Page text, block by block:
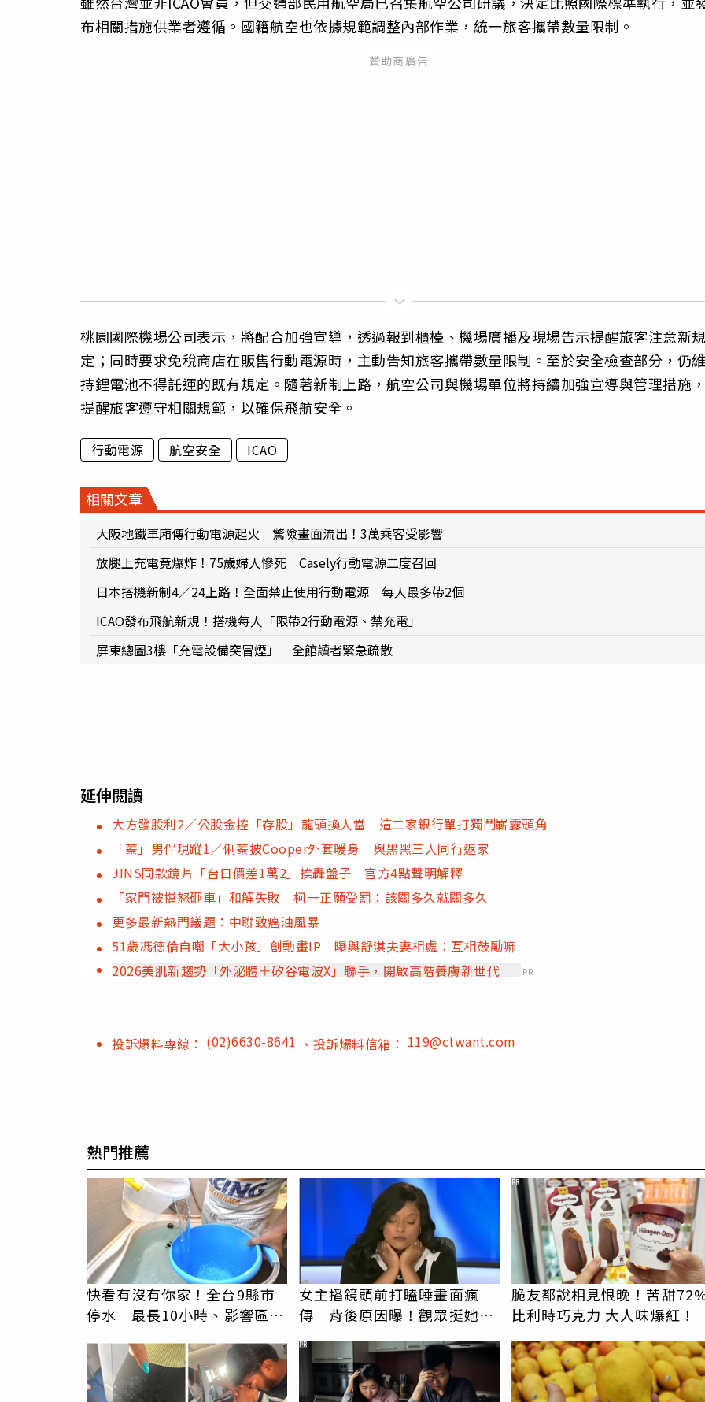
布相關措施供業者遵循。國籍航空也依據規範調整內部作業，統一旅客攜帶數量限制。
桃園國際機場公司表示，將配合加強宣導，透過報到櫃檯、機場廣播及現場告示提醒旅客注意新
定；同時要求免稅商店在販售行動電源時，主動告知旅客攜帶數量限制。至於安全檢查部分，仍
持鋰電池不得託運的既有規定。隨著新制上路，航空公司與機場單位將持續加強宣導與管理措施
提醒旅客遵守相關規範，以確保飛航安全。
行動電源 航空安全 ICAO
相關文章
大阪地鐵車廂傳行動電源起火 驚險畫面流出！3萬乘客受影響
放腿上充電竟爆炸！75歲婦人慘死 Casely行動電源二度召回
日本搭機新制4／24上路！全面禁止使用行動電源 每人最多帶2個
ICAO發布飛航新規！搭機每人「限帶2行動電源、禁充電」
屏東總圖3樓「充電設備突冒煙」 全館讀者緊急疏散
延伸閱讀
大方發股利2／公股金控「存股」龍頭換人當 這二家銀行單打獨鬥嶄露頭角
「蓁」男伴現蹤1／俐蓁披Cooper外套暖身 與黑黑三人同行返家
JINS同款鏡片「台日價差1萬2」挨轟盤子 官方4點聲明解釋
「家門被擋怒砸車」和解失敗 柯一正願受罰：該關多久就關多久
更多最新熱門議題：中聯致癌油風暴
51歲馮德倫自嘲「大小孩」創動畫IP 曝與舒淇夫妻相處：互相鼓勵嘛
2026美肌新趨勢「外泌體＋矽谷電波X」聯手，開啟高階養膚新世代
PR
投訴爆料專線： (02)6630-8641 、投訴爆料信箱：119@ctwant.com
熱門推薦
快看有沒有你家！全台9縣市
停水 最長10小時、影響區域
女主播鏡頭前打瞌睡畫面瘋
傳 背後原因曝！觀眾挺她：
脆友都說相見恨晚！苦甜
比利時巧克力 大人味爆紅！
PR
PR